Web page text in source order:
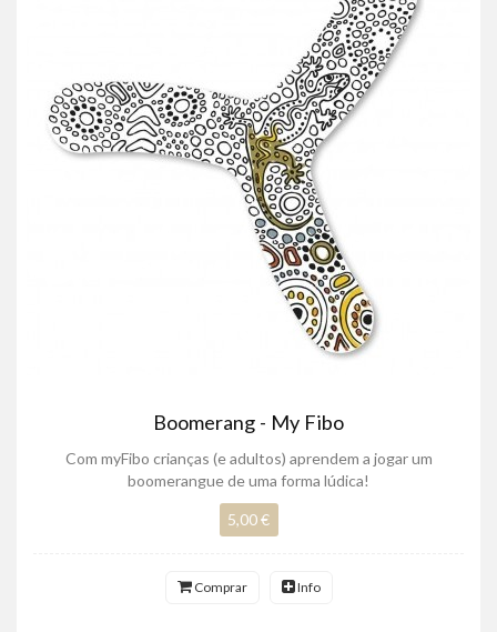
Boomerang - My Fibo
Com myFibo crianças (e adultos) aprendem a jogar um
boomerangue de uma forma lúdica!
5,00 €
Comprar Info